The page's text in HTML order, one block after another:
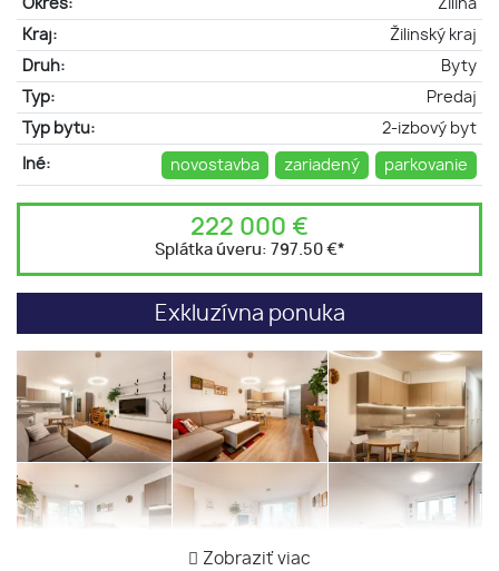
Okres:
Žilina
Kraj:
Žilinský kraj
Druh:
Byty
Typ:
Predaj
Typ bytu:
2-izbový byt
Iné: novostavba zariadený parkovanie
222 000 €
Splátka úveru: 797.50 €*
Exkluzívna ponuka
Zobraziť viac